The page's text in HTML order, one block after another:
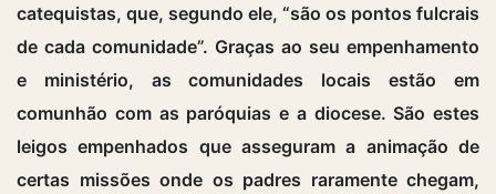
catequistas, que, segundo ele, “são os pontos fulcrais
de cada comunidade”. Graças ao seu empenhamento
e ministério, as comunidades locais estão em
comunhão com as paróquias e a diocese. São estes
leigos empenhados que asseguram a animação de
certas missões onde os padres raramente chegam,